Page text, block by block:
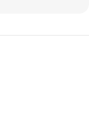
dig trygg i ditt
ställer
En tryggare
möter